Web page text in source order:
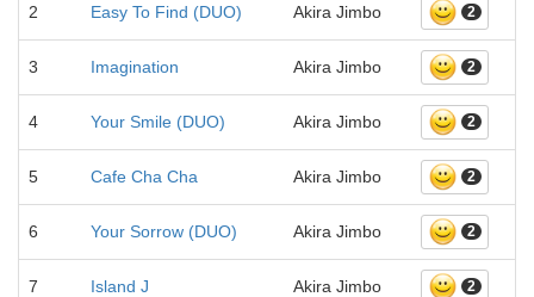
2 Easy To Find (DUO) Akira Jimbo 2
3 Imagination Akira Jimbo 2
4 Your Smile (DUO) Akira Jimbo 2
5 Cafe Cha Cha Akira Jimbo 2
6 Your Sorrow (DUO) Akira Jimbo 2
7 Island J Akira Jimbo 2